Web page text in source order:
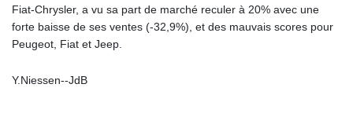
Fiat-Chrysler, a vu sa part de marché reculer à 20% avec une
forte baisse de ses ventes (-32,9%), et des mauvais scores pour
Peugeot, Fiat et Jeep.
Y.Niessen--JdB